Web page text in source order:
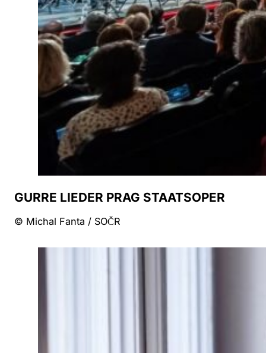
GURRE LIEDER PRAG STAATSOPER
© Michal Fanta / SOČR